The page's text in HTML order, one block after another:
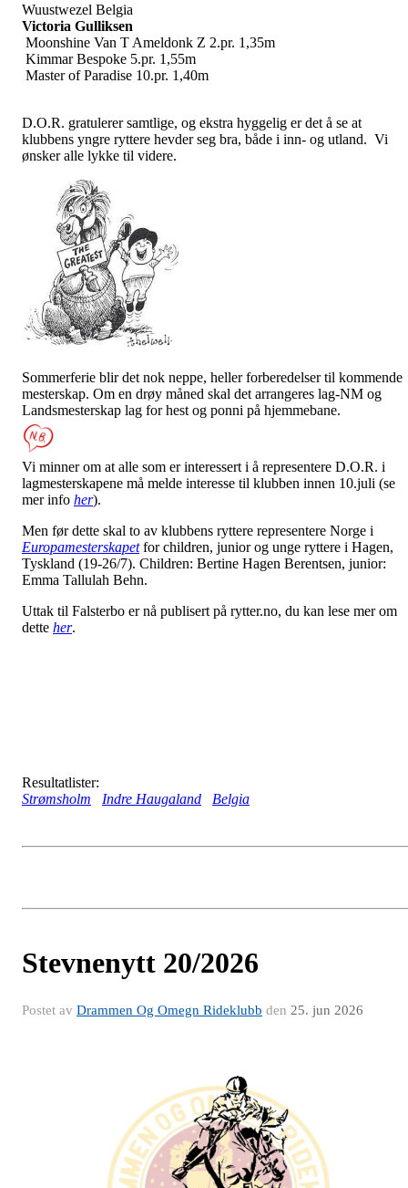
Wuustwezel Belgia
Victoria Gulliksen
Moonshine Van T Ameldonk Z 2.pr. 1,35m
Kimmar Bespoke 5.pr. 1,55m
Master of Paradise 10.pr. 1,40m
D.O.R. gratulerer samtlige, og ekstra hyggelig er det å se at
klubbens yngre ryttere hevder seg bra, både i inn- og utland. Vi
ønsker alle lykke til videre.
Sommerferie blir det nok neppe, heller forberedelser til kommende
mesterskap. Om en drøy måned skal det arrangeres lag-NM og
Landsmesterskap lag for hest og ponni på hjemmebane.
Vi minner om at alle som er interessert i å representere D.O.R. i
lagmesterskapene må melde interesse til klubben innen 10.juli (se
mer info her).
Men før dette skal to av klubbens ryttere representere Norge i
Europamesterskapetfor children, junior og unge ryttere i Hagen,
Tyskland (19-26/7). Children: Bertine Hagen Berentsen, junior:
Emma Tallulah Behn.
Uttak til Falsterbo er nå publisert på rytter.no, du kan lese mer om
dette her.
Resultatlister:
Strømsholm
Indre Haugaland Belgia
Stevnenytt 20/2026
Postet av Drammen Og Omegn Rideklubb den 25. jun 2026